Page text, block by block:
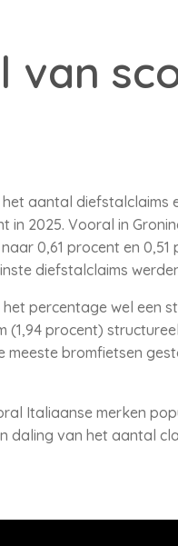
van
aantal
in 2025. Vooral in
0,61 procent en
diefstalclaims
percentage wel een
(1,94 procent)
meeste bromfietsen
Italiaanse merken
daling van het aantal